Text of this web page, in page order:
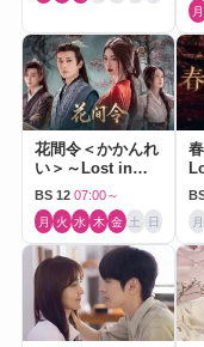
月
花間令＜かかんれ
い＞～Lost in
Love～
BS 12 07:00～
月 火 水 木 金 土 日 月